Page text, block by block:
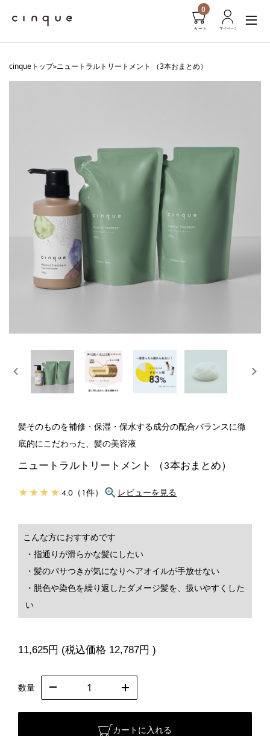
0
cinqueトップ>ニュートラルトリートメント （3本おまとめ）
髪そのものを補修・保湿・保水する成分の配合バランスに徹
底的にこだわった、髪の美容液
ニュートラルトリートメント （3本おまとめ）
★ ★ ★ ★ 4.0（1件） レビューを見る
こんな方におすすめです
・指通りが滑らかな髪にしたい
・髪のパサつきが気になりヘアオイルが手放せない
・脱色や染色を繰り返したダメージ髪を、扱いやすくした
い
11,625円 (税込価格 12,787円 )
数量
カートに入れる